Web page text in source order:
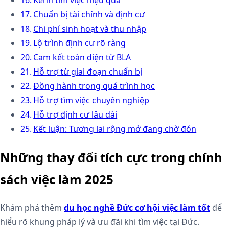
Chuẩn bị tài chính và định cư
Chi phí sinh hoạt và thu nhập
Lộ trình định cư rõ ràng
Cam kết toàn diện từ BLA
Hỗ trợ từ giai đoạn chuẩn bị
Đồng hành trong quá trình học
Hỗ trợ tìm việc chuyên nghiệp
Hỗ trợ định cư lâu dài
Kết luận: Tương lai rộng mở đang chờ đón
Những thay đổi tích cực trong chính
sách việc làm 2025
Khám phá thêm du học nghề Đức cơ hội việc làm tốt để
hiểu rõ khung pháp lý và ưu đãi khi tìm việc tại Đức.